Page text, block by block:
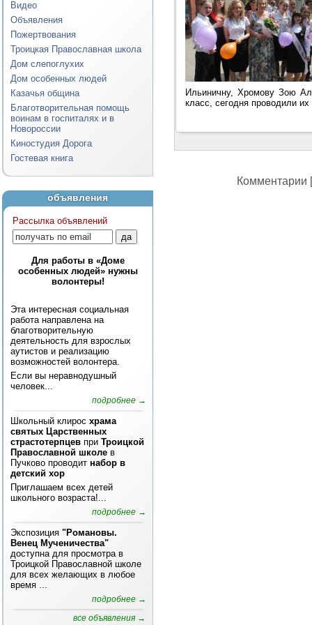
Видео
Объявления
Пожертвования
Троицкая Православная школа
Дом слепоглухих
Дом особенных людей
Казачья община
Благотворительная помощь
воинам в госпиталях и в
Новороссии
Киностудия Дорога
Гостевая книга
объявления
Рассылка объявлений
Для работы в «Доме
особенных людей» нужны
волонтеры!
Эта интересная социальная
работа направлена на
благотворительную
деятельность для взрослых
аутистов и реализацию
возможностей волонтера.
Если вы неравнодушный
человек...
подробнее →
Школьный клирос храма
святых Царственных
страстотерпцев при Троицкой
Православной школе в
Пучково проводит набор в
детский хор
Приглашаем всех детей
школьного возраста!...
подробнее →
Экспозиция "Романовы.
Венец Мученичества"
доступна для просмотра в
Троицкой Православной школе
для всех желающих в любое
время ...
подробнее →
все объявления →
Ильиничну, Хромову Зою
класс, сегодня проводили
Комментарии